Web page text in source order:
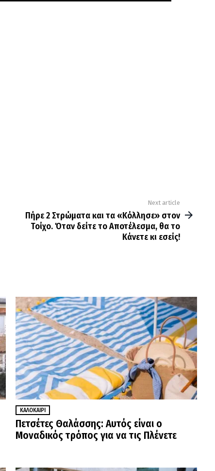
Next article
Πήρε 2 Στρώματα και τα «Κόλλησε» στον
Τοίχο. Όταν δείτε το Αποτέλεσμα, θα το
Κάνετε κι εσείς!
ΚΑΛΟΚΑΊΡΙ
Πετσέτες Θαλάσσης: Αυτός είναι ο
Μοναδικός τρόπος για να τις Πλένετε